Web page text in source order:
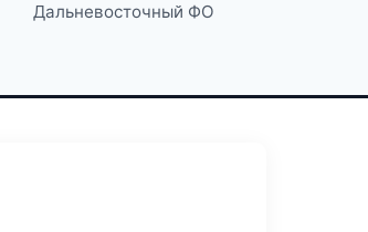
Дальневосточный ФО